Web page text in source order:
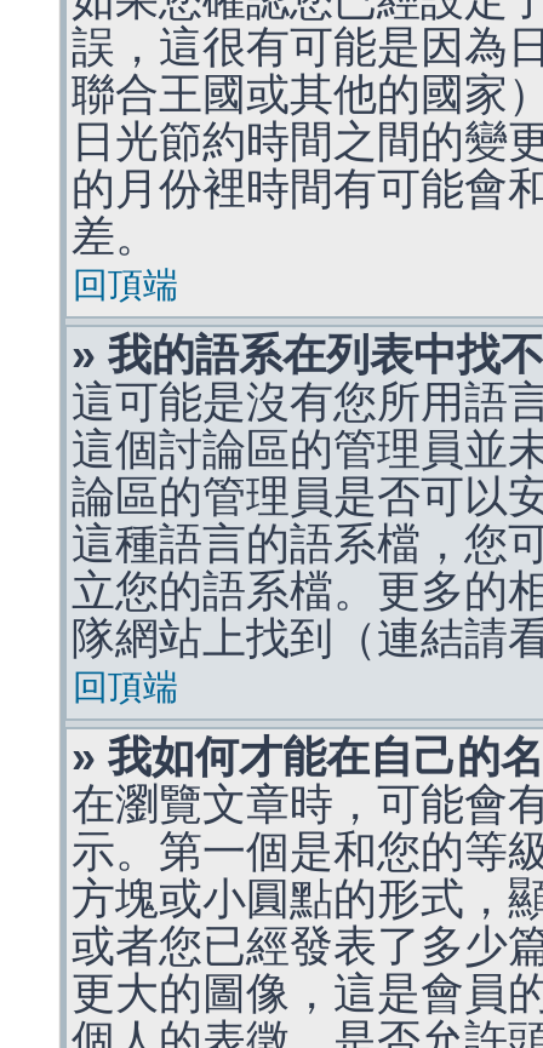
誤，這很有可能是因為
聯合王國或其他的國家
日光節約時間之間的變
的月份裡時間有可能會
差。
回頂端
» 我的語系在列表中找
這可能是沒有您所用語
這個討論區的管理員並
論區的管理員是否可以
這種語言的語系檔，您
立您的語系檔。更多的
隊網站上找到（連結請
回頂端
» 我如何才能在自己的
在瀏覽文章時，可能會
示。第一個是和您的等
方塊或小圓點的形式，
或者您已經發表了多少
更大的圖像，這是會員